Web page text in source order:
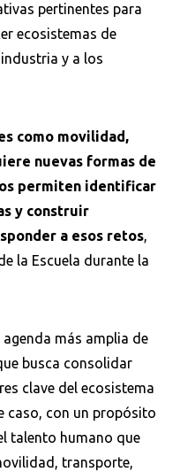
pertinentes para
ecosistemas de
y a los
como movilidad,
nuevas formas de
permiten identificar
y construir
a esos retos,
la Escuela durante la
más amplia de
busca consolidar
clave del ecosistema
caso, con un propósito
talento humano que
transporte,